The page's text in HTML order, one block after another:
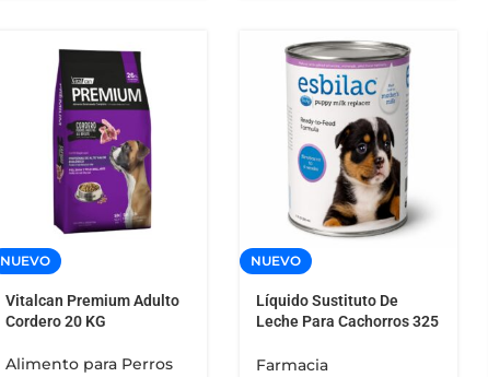
NUEVO
Vitalcan Premium Adulto
Cordero 20 KG
Alimento para Perros
NUEVO
Líquido Sustituto De
Leche Para Cachorros 325
Farmacia